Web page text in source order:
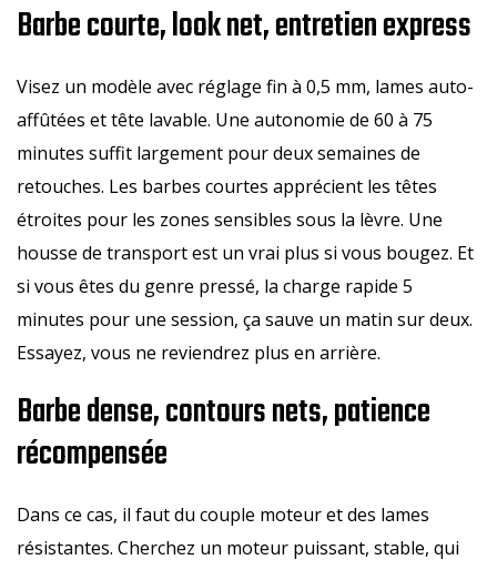
Barbe courte, look net, entretien express
Visez un modèle avec réglage fin à 0,5 mm, lames auto-
affûtées et tête lavable. Une autonomie de 60 à 75
minutes suffit largement pour deux semaines de
retouches. Les barbes courtes apprécient les têtes
étroites pour les zones sensibles sous la lèvre. Une
housse de transport est un vrai plus si vous bougez. Et
si vous êtes du genre pressé, la charge rapide 5
minutes pour une session, ça sauve un matin sur deux.
Essayez, vous ne reviendrez plus en arrière.
Barbe dense, contours nets, patience
récompensée
Dans ce cas, il faut du couple moteur et des lames
résistantes. Cherchez un moteur puissant, stable, qui